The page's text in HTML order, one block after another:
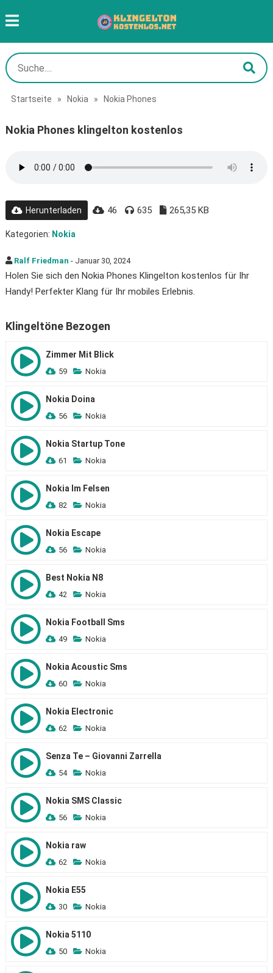
Startseite » Nokia » Nokia Phones
Nokia Phones klingelton kostenlos
Herunterladen 46 635 265,35 KB
Kategorien: Nokia
Ralf Friedman - Januar 30, 2024
Holen Sie sich den Nokia Phones Klingelton kostenlos für Ihr
Handy! Perfekter Klang für Ihr mobiles Erlebnis.
Klingeltöne Bezogen
Zimmer Mit Blick
59 Nokia
Nokia Doina
56 Nokia
Nokia Startup Tone
61 Nokia
Nokia Im Felsen
82 Nokia
Nokia Escape
56 Nokia
Best Nokia N8
42 Nokia
Nokia Football Sms
49 Nokia
Nokia Acoustic Sms
60 Nokia
Nokia Electronic
62 Nokia
Senza Te – Giovanni Zarrella
54 Nokia
Nokia SMS Classic
56 Nokia
Nokia raw
62 Nokia
Nokia E55
30 Nokia
Nokia 5110
50 Nokia